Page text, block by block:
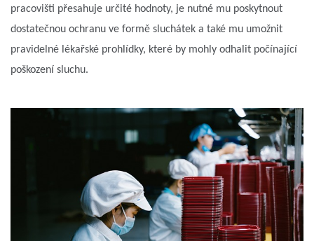
pracovišti přesahuje určité hodnoty, je nutné mu poskytnout
dostatečnou ochranu ve formě sluchátek a také mu umožnit
pravidelné lékařské prohlídky, které by mohly odhalit počínající
poškození sluchu.